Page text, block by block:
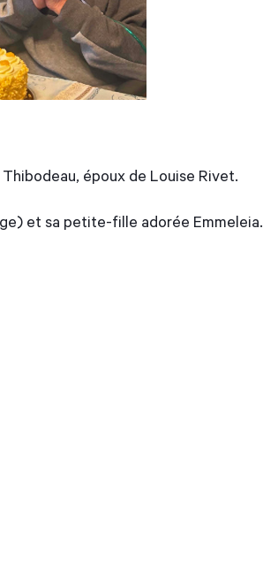
époux de Louise Rivet.
et sa petite-fille adorée Emmeleia.